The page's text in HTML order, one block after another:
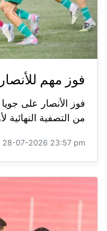
فوز مهم
من التصفية النهائية
28-07-2026 23:57 pm